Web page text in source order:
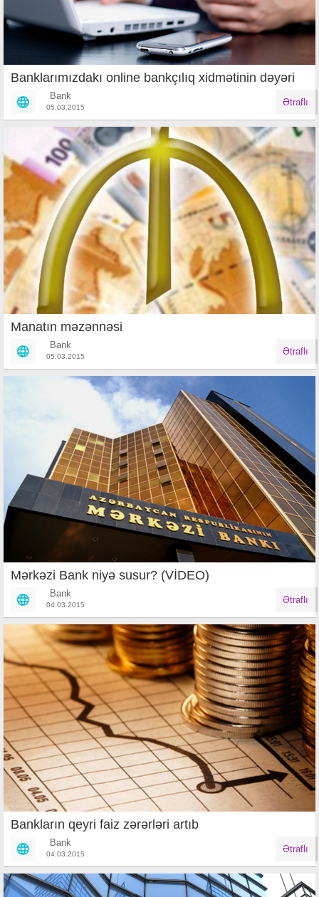
Banklarımızdakı online bankçılıq xidmətinin dəyəri
Bank
05.03.2015 Ətraflı
Manatın məzənnəsi
Bank
05.03.2015 Ətraflı
Mərkəzi Bank niyə susur? (VİDEO)
Bank
04.03.2015 Ətraflı
Bankların qeyri faiz zərərləri artıb
Bank
04.03.2015 Ətraflı